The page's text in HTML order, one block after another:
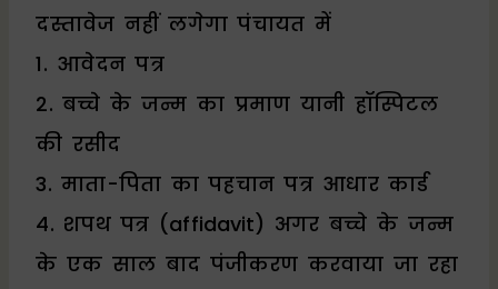
दस्तावेज नहीं लगेगा पंचायत में
1. आवेदन पत्र
2. बच्चे के जन्म का प्रमाण यानी हॉस्पिटल
की रसीद
3. माता-पिता का पहचान पत्र आधार कार्ड
4. शपथ पत्र (affidavit) अगर बच्चे के जन्म
के एक साल बाद पंजीकरण करवाया जा रहा